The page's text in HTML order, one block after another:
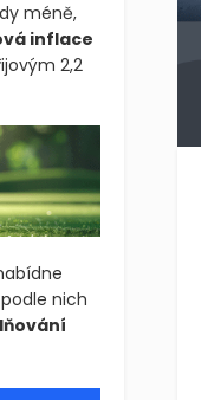
méně,
inflace
2,2
nich